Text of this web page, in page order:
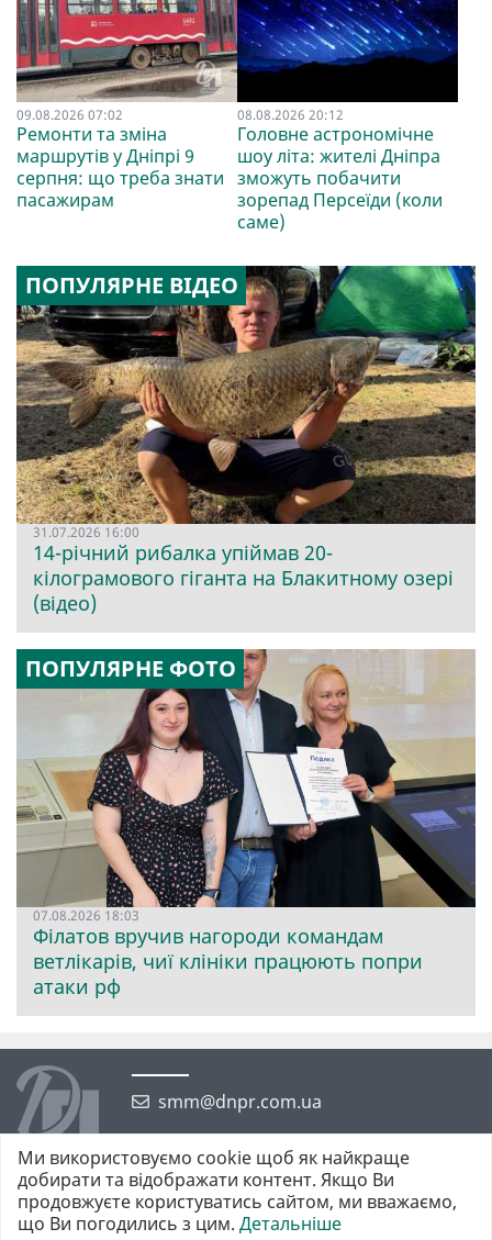
09.08.2026 07:02
Ремонти та зміна
маршрутів у Дніпрі 9
серпня: що треба знати
пасажирам
08.08.2026 20:12
Головне астрономічне
шоу літа: жителі Дніпра
зможуть побачити
зорепад Персеїди (коли
саме)
ПОПУЛЯРНЕ ВІДЕО
31.07.2026 16:00
14-річний рибалка упіймав 20-
кілограмового гіганта на Блакитному озері
(відео)
ПОПУЛЯРНЕ ФОТО
07.08.2026 18:03
Філатов вручив нагороди командам
ветлікарів, чиї клініки працюють попри
атаки рф
smm@dnpr.com.ua
©2026 https://dnpr.com.ua Дніпровська порадниця
Ми використовуємо cookie щоб як найкраще
добирати та відображати контент. Якщо Ви
продовжуєте користуватись сайтом, ми вважаємо,
що Ви погодились з цим. Детальніше